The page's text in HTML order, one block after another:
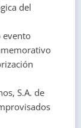
del
evento
S.A. de